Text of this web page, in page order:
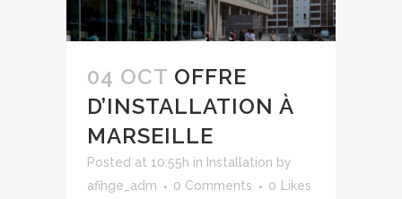
04 OCT OFFRE
D’INSTALLATION À
MARSEILLE​
Posted at 10:55h in Installation by
afihge_adm
0 Comments 0 Likes